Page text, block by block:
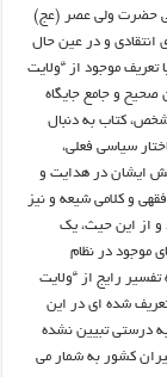
حضرت ولی عصر (عج)
انتقادی و در عین حال
موجود از “ولایت
صحیح و جامع جایگاه
کتاب به دنبال
سیاسی فعلی،
ایشان در هدایت و
و کلامی شیعه و نیز
و از این حیث، یک
موجود در نظام
رایج از “ولایت
شده ای در این
درستی تبیین نشده
کشور به شمار می